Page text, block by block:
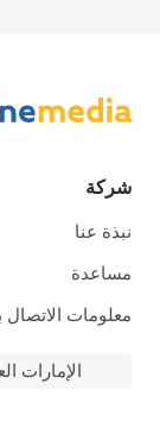
شركة
نبذة عنا
مساعدة
معلومات الاتصال
الإمارات